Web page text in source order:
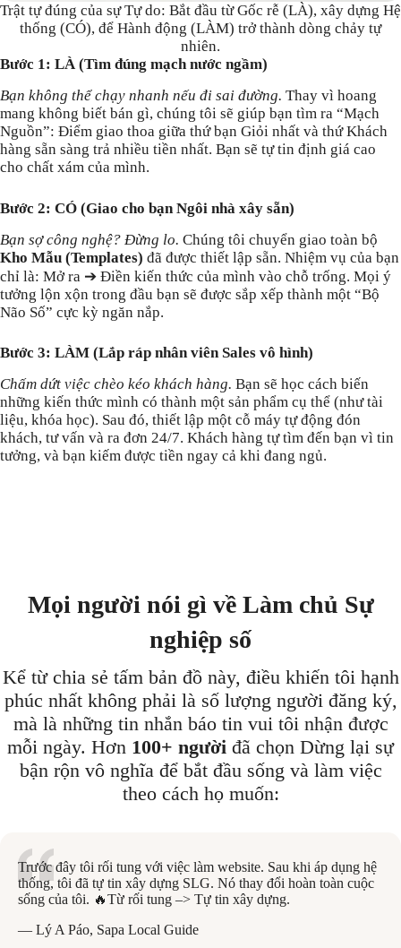
Trật tự đúng của sự Tự do: Bắt đầu từ Gốc rễ (LÀ), xây dựng Hệ
thống (CÓ), để Hành động (LÀM) trở thành dòng chảy tự
nhiên.
Bước 1: LÀ (Tìm đúng mạch nước ngầm)
Bạn không thể chạy nhanh nếu đi sai đường. Thay vì hoang
mang không biết bán gì, chúng tôi sẽ giúp bạn tìm ra “Mạch
Nguồn”: Điểm giao thoa giữa thứ bạn Giỏi nhất và thứ Khách
hàng sẵn sàng trả nhiều tiền nhất. Bạn sẽ tự tin định giá cao
cho chất xám của mình.
Bước 2: CÓ (Giao cho bạn Ngôi nhà xây sẵn)
Bạn sợ công nghệ? Đừng lo. Chúng tôi chuyển giao toàn bộ
Kho Mẫu (Templates) đã được thiết lập sẵn. Nhiệm vụ của bạn
chỉ là: Mở ra ➔ Điền kiến thức của mình vào chỗ trống. Mọi ý
tưởng lộn xộn trong đầu bạn sẽ được sắp xếp thành một “Bộ
Não Số” cực kỳ ngăn nắp.
Bước 3: LÀM (Lắp ráp nhân viên Sales vô hình)
Chấm dứt việc chèo kéo khách hàng. Bạn sẽ học cách biến
những kiến thức mình có thành một sản phẩm cụ thể (như tài
liệu, khóa học). Sau đó, thiết lập một cỗ máy tự động đón
khách, tư vấn và ra đơn 24/7. Khách hàng tự tìm đến bạn vì tin
tưởng, và bạn kiếm được tiền ngay cả khi đang ngủ.
Mọi người nói gì về Làm chủ Sự
nghiệp số
Kể từ chia sẻ tấm bản đồ này, điều khiến tôi hạnh
phúc nhất không phải là số lượng người đăng ký,
mà là những tin nhắn báo tin vui tôi nhận được
mỗi ngày. Hơn 100+ người đã chọn Dừng lại sự
bận rộn vô nghĩa để bắt đầu sống và làm việc
theo cách họ muốn:
Trước đây tôi rối tung với việc làm website. Sau khi áp dụng hệ
thống, tôi đã tự tin xây dựng SLG. Nó thay đổi hoàn toàn cuộc
sống của tôi. 🔥Từ rối tung –> Tự tin xây dựng.
— Lý A Páo, Sapa Local Guide